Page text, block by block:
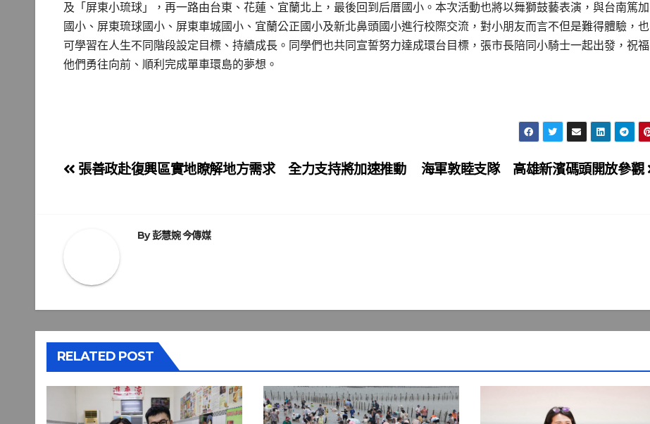
及「屏東小琉球」，再一路由台東、花蓮、宜蘭北上，最後回到后厝國小。本次活動也將以舞獅鼓藝表演，與台南篤加
國小、屏東琉球國小、屏東車城國小、宜蘭公正國小及新北鼻頭國小進行校際交流，對小朋友而言不但是難得體驗，也
可學習在人生不同階段設定目標、持續成長。同學們也共同宣誓努力達成環台目標，張市長陪同小騎士一起出發，祝福
他們勇往向前、順利完成單車環島的夢想。
文
覽
海軍敦睦支隊 高雄新濱碼頭開放參觀
張善政赴復興區實地瞭解地方需求 全力支持將加速推動
By彭慧婉 今傳媒
RELATED POST